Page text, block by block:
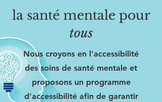
la santé mentale pour
tous
Nous croyons en l'accessibilité
des soins de santé mentale et
proposons un programme
d'accessibilité afin de garantir